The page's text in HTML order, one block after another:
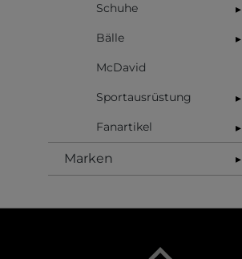
Schuhe ▸
Bälle ▸
McDavid
Sportausrüstung ▸
Fanartikel ▸
Marken ▸